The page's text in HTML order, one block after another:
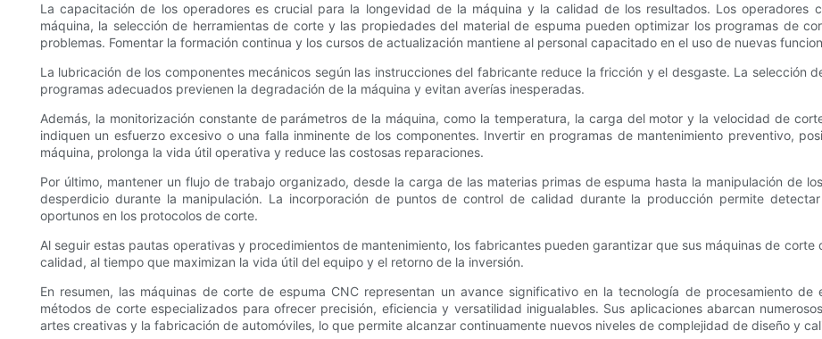
La capacitación de los operadores es crucial para la longevidad de la máquina y la calidad de los resultados. Los operadores
máquina, la selección de herramientas de corte y las propiedades del material de espuma pueden optimizar los programas de
problemas. Fomentar la formación continua y los cursos de actualización mantiene al personal capacitado en el uso de nuevas
La lubricación de los componentes mecánicos según las instrucciones del fabricante reduce la fricción y el desgaste. La selección
programas adecuados previenen la degradación de la máquina y evitan averías inesperadas.
Además, la monitorización constante de parámetros de la máquina, como la temperatura, la carga del motor y la velocidad de
indiquen un esfuerzo excesivo o una falla inminente de los componentes. Invertir en programas de mantenimiento preventivo,
máquina, prolonga la vida útil operativa y reduce las costosas reparaciones.
Por último, mantener un flujo de trabajo organizado, desde la carga de las materias primas de espuma hasta la manipulación de
desperdicio durante la manipulación. La incorporación de puntos de control de calidad durante la producción permite
oportunos en los protocolos de corte.
Al seguir estas pautas operativas y procedimientos de mantenimiento, los fabricantes pueden garantizar que sus máquinas de
calidad, al tiempo que maximizan la vida útil del equipo y el retorno de la inversión.
En resumen, las máquinas de corte de espuma CNC representan un avance significativo en la tecnología de procesamiento
métodos de corte especializados para ofrecer precisión, eficiencia y versatilidad inigualables. Sus aplicaciones abarcan
artes creativas y la fabricación de automóviles, lo que permite alcanzar continuamente nuevos niveles de complejidad de diseño y